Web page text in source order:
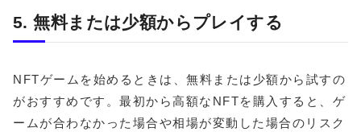
5. 無料または少額からプレイする
NFTゲームを始めるときは、無料または少額から試すの
がおすすめです。最初から高額なNFTを購入すると、ゲ
ームが合わなかった場合や相場が変動した場合のリスク